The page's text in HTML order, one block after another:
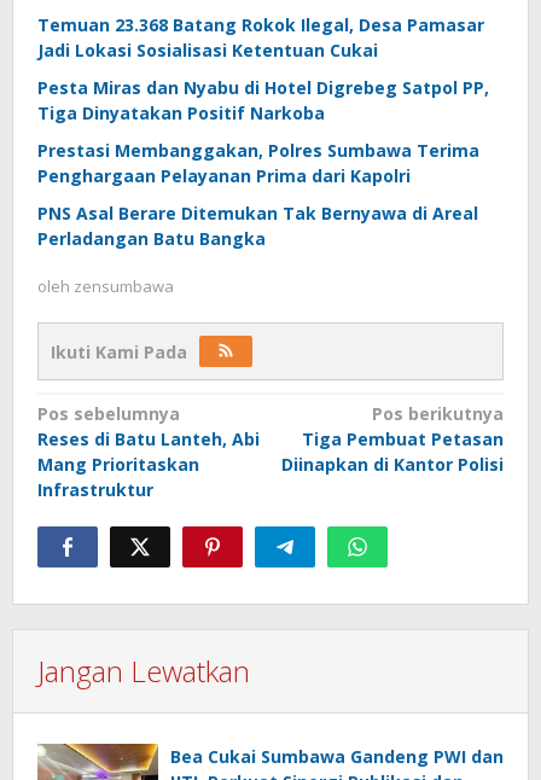
Temuan 23.368 Batang Rokok Ilegal, Desa Pamasar
Jadi Lokasi Sosialisasi Ketentuan Cukai
Pesta Miras dan Nyabu di Hotel Digrebeg Satpol PP,
Tiga Dinyatakan Positif Narkoba
Prestasi Membanggakan, Polres Sumbawa Terima
Penghargaan Pelayanan Prima dari Kapolri
PNS Asal Berare Ditemukan Tak Bernyawa di Areal
Perladangan Batu Bangka
oleh zensumbawa
Ikuti Kami Pada
Navigasi
pos
Pos sebelumnya
Reses di Batu Lanteh, Abi
Mang Prioritaskan
Infrastruktur
Pos berikutnya
Tiga Pembuat Petasan
Diinapkan di Kantor Polisi
Jangan Lewatkan
Bea Cukai Sumbawa Gandeng PWI dan